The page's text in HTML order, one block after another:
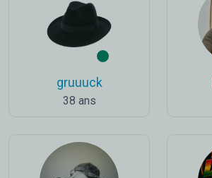
gruuuck
38 ans